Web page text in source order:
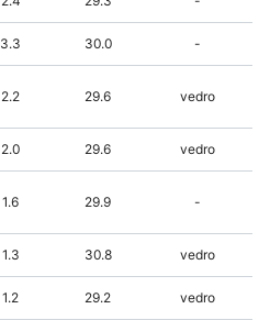
3.3 30.0 -
2.2 29.6 vedro
2.0 29.6 vedro
1.6 29.9 -
1.3 30.8 vedro
1.2 29.2 vedro